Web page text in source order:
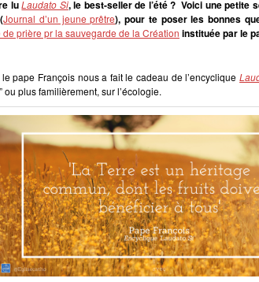
luLaudato Si, le best-seller de l’été ? Voici une petite
Journal d’un jeune prêtre), pour te poser les bonnes
prière pr la sauvegarde de la Création instituée par le
le pape François nous a fait le cadeau de l’encyclique
ou plus familièrement, sur l’écologie.